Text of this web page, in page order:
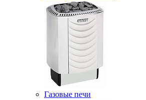
Газовые печи